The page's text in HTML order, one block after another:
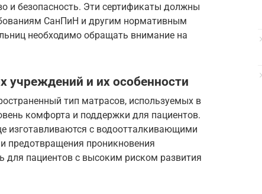
и безопасность. Эти сертификаты должны
СанПиН и другим нормативным
необходимо обращать внимание на
учреждений и их особенности
тип матрасов, используемых в
комфорта и поддержки для пациентов.
изготавливаются с водоотталкивающими
предотвращения проникновения
для пациентов с высоким риском развития